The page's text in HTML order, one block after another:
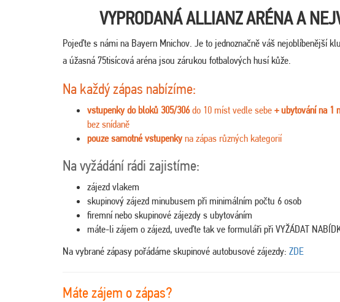
VYPRODANÁ ALLIANZ ARÉNA A
Pojeďte s námi na Bayern Mnichov. Je to jednoznačně váš nejoblíbenější
a úžasná 75tisícová aréna jsou zárukou fotbalových husí kůže.
Na každý zápas nabízíme:
vstupenky do bloků 305/306do 10 míst vedle sebe + ubytování na 1
bez snídaně
pouze samotné vstupenkyna zápas různých kategorií
Na vyžádání rádi zajistíme:
zájezd vlakem
skupinový zájezd minubusem při minimálním počtu 6 osob
firemní nebo skupinové zájezdy s ubytováním
máte-li zájem o zájezd, uveďte tak ve formuláři při VYŽÁDAT
Na vybrané zápasy pořádáme skupinové autobusové zájezdy: ZDE
Máte zájem o zápas?